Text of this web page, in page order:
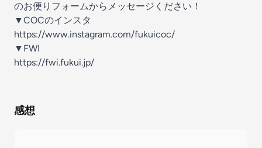
のお便りフォームからメッセージください！
▼COCのインスタ
⁠⁠https://www.instagram.com/fukuicoc/⁠⁠
▼FWI
⁠⁠https://fwi.fukui.jp/⁠
感想